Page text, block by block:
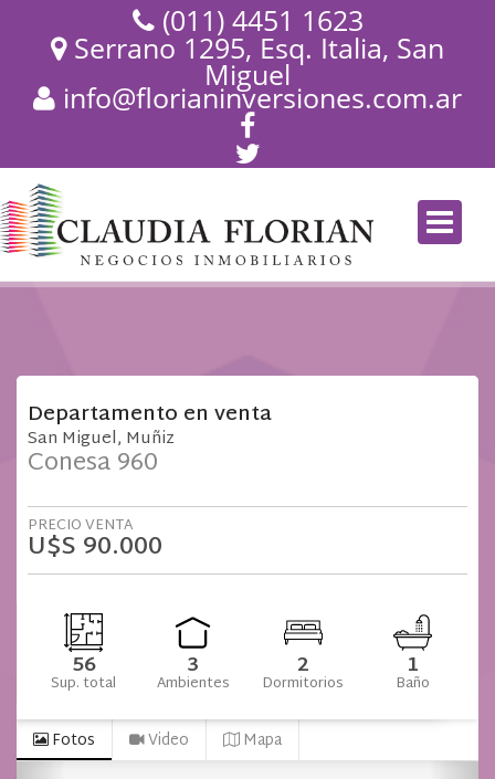
(011) 4451 1623
Serrano 1295, Esq. Italia, San
Miguel
info@florianinversiones.com.ar